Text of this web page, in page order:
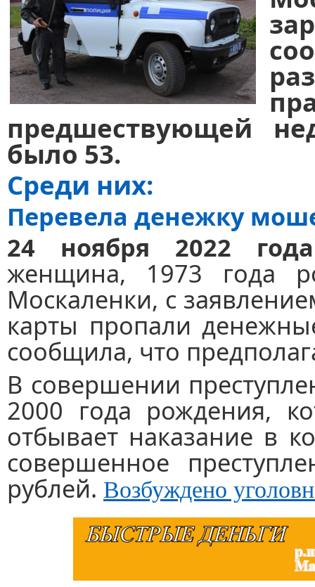
предшествующей
было 53.
Среди них:
Перевела денежку
24 ноября 2022
женщина, 1973 года
Москаленки, с
карты пропали
сообщила, что
В совершении
2000 года рождения,
отбывает наказание в
совершенное
рублей. Возбуждено